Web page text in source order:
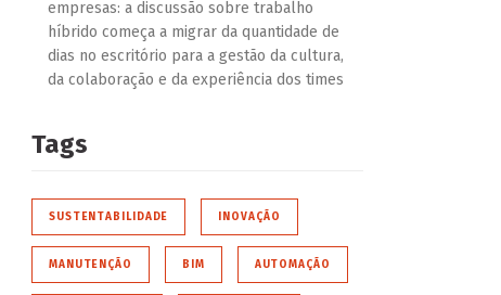
empresas: a discussão sobre trabalho
híbrido começa a migrar da quantidade de
dias no escritório para a gestão da cultura,
da colaboração e da experiência dos times
Tags
SUSTENTABILIDADE INOVAÇÃO
MANUTENÇÃO BIM AUTOMAÇÃO